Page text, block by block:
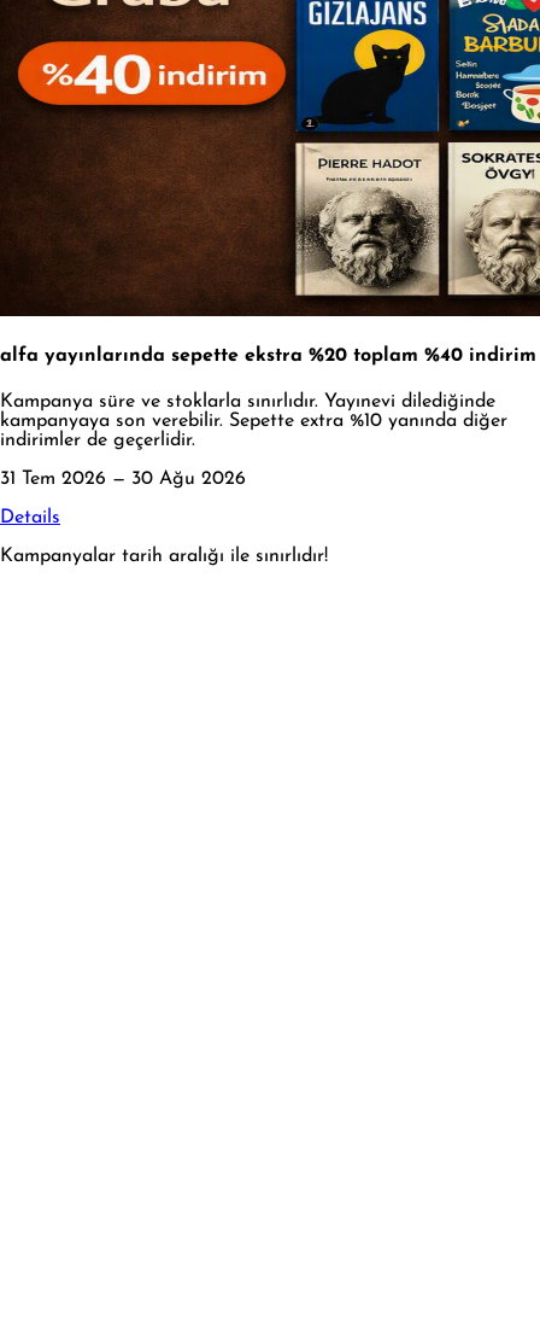
alfa yayınlarında sepette ekstra %20 toplam %40 indirim
Kampanya süre ve stoklarla sınırlıdır. Yayınevi dilediğinde
kampanyaya son verebilir. Sepette extra %10 yanında diğer
indirimler de geçerlidir.
31 Tem 2026 — 30 Ağu 2026
Details
Kampanyalar tarih aralığı ile sınırlıdır!